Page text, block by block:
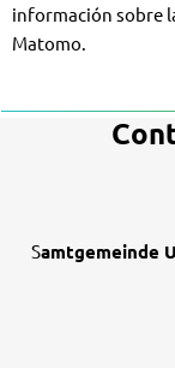
información sobre
Matomo.
Samtgemeinde